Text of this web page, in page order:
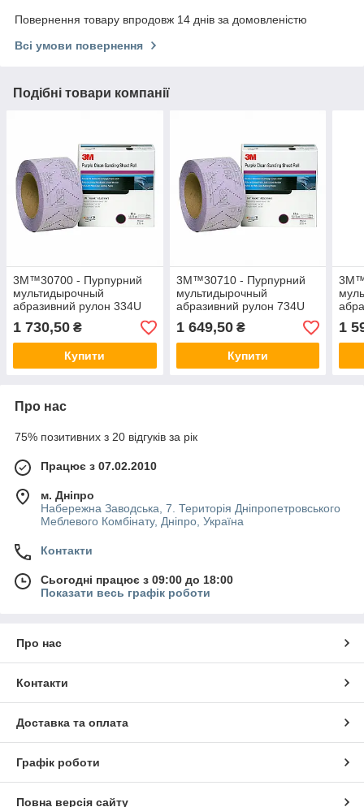
Повернення товару впродовж 14 днів за домовленістю
Всі умови повернення
Подібні товари компанії
3М™30700 - Пурпурний
мультидырочный
абразивний рулон 334U
Hookit™ 70мм х 12м, Р800
1 730,50 ₴
Купити
3М™30710 - Пурпурний
мультидырочный
абразивний рулон 734U
Hookit™ 70мм х 12м, Р150
1 649,50₴
Купити
1
Про нас
75% позитивних з 20 відгуків за рік
Працює з 07.02.2010
м. Дніпро
Набережна Заводська, 7. Територія Дніпропетровського
Меблевого Комбінату, Дніпро, Україна
Контакти
Сьогодні працює з 09:00 до 18:00
Показати весь графік роботи
Про нас
Контакти
Доставка та оплата
Графік роботи
Повна версія сайту